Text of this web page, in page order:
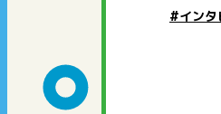
#インタ